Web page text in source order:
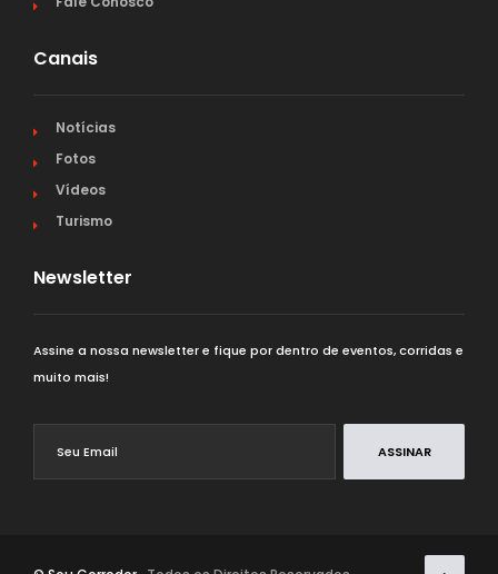
Canais
Notícias
Fotos
Vídeos
Turismo
Newsletter
Assine a nossa newsletter e fique por dentro de eventos, corridas e
muito mais!
ASSINAR